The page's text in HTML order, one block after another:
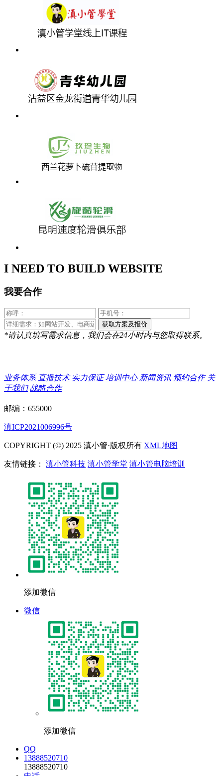
I NEED TO BUILD WEBSITE
我要合作
*请认真填写需求信息，我们会在24小时内与您取得联系。
业务体系 直播技术 实力保证 培训中心 新闻资讯 预约合作 关
于我们 战略合作
邮编：655000
滇ICP2021006996号
COPYRIGHT (©) 2025 滇小管·版权所有 XML地图
友情链接： 滇小管科技 滇小管学堂 滇小管电脑培训
添加微信
微信
添加微信
QQ
13888520710
13888520710